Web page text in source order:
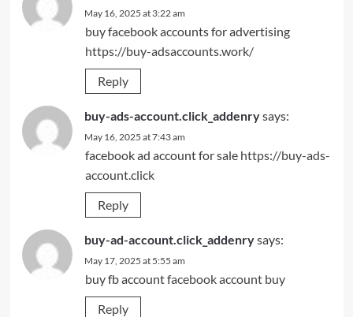
May 16, 2025 at 3:22 am
buy facebook accounts for advertising
https://buy-adsaccounts.work/
Reply
buy-ads-account.click_addenrysays:
May 16, 2025 at 7:43 am
facebook ad account for sale https://buy-ads-
account.click
Reply
buy-ad-account.click_addenrysays:
May 17, 2025 at 5:55 am
buy fb accountfacebook account buy
Reply